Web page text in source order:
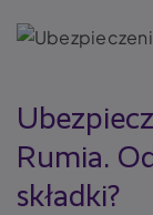
Rumia.
składki?